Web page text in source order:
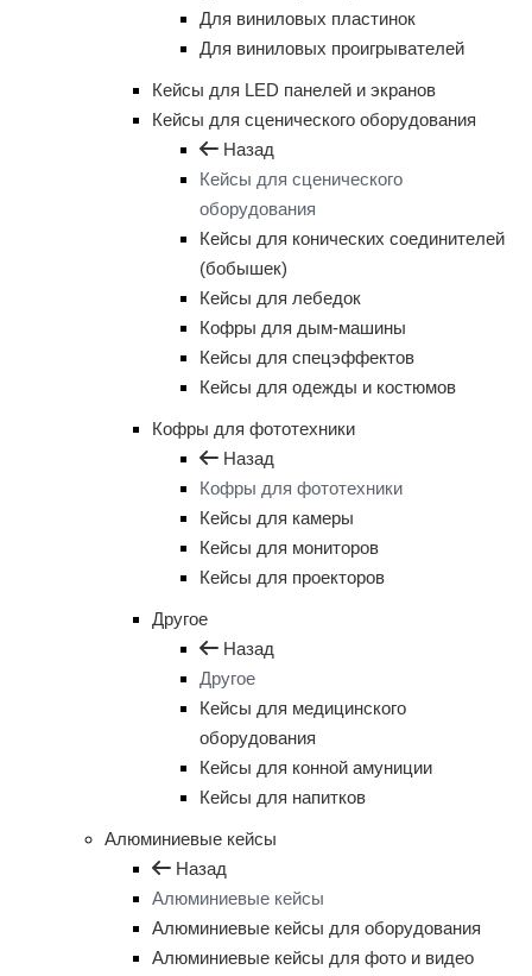
Для виниловых пластинок
Для виниловых проигрывателей
Кейсы для LED панелей и экранов
Кейсы для сценического оборудования
Назад
Кейсы для сценического
оборудования
Кейсы для конических соединителей
(бобышек)
Кейсы для лебедок
Кофры для дым-машины
Кейсы для спецэффектов
Кейсы для одежды и костюмов
Кофры для фототехники
Назад
Кофры для фототехники
Кейсы для камеры
Кейсы для мониторов
Кейсы для проекторов
Другое
Назад
Другое
Кейсы для медицинского
оборудования
Кейсы для конной амуниции
Кейсы для напитков
Алюминиевые кейсы
Назад
Алюминиевые кейсы
Алюминиевые кейсы для оборудования
Алюминиевые кейсы для фото и видео